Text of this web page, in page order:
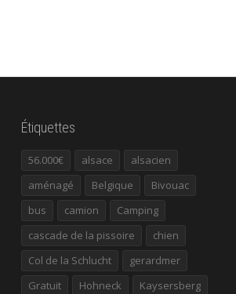
Étiquettes
56.000€ alsace
alsacien
aménagé
Belgique
Bivouac
bus
camion
Camping
cascade de la pissoire
chien
Col de la Schlucht
gerardmer
Gratuit
Hohneck
Kaysersberg